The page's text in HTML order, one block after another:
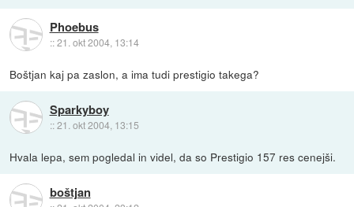
Phoebus
::21. okt 2004, 13:14
Boštjan kaj pa zaslon, a ima tudi prestigio takega?
Sparkyboy
::21. okt 2004, 13:15
Hvala lepa, sem pogledal in videl, da so Prestigio 157 res cenejši.
boštjan